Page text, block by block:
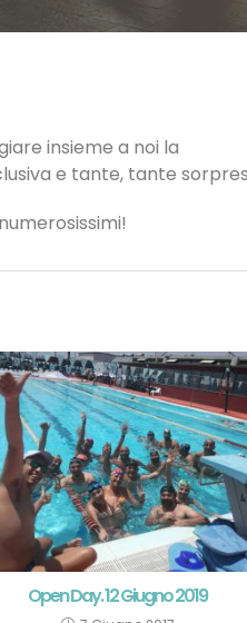
insieme a noi la
e tante, tante
Open Day. 12 Giugno 2019